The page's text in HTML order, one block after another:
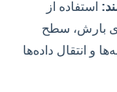
استفاده از
بارش، سطح
و انتقال داده‌ها